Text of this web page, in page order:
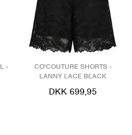
-
CO'COUTURE SHORTS -
LANNY LACE BLACK
DKK 699,95